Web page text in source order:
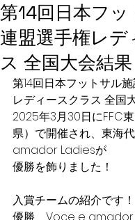
第14回日本フ
連盟選手権レデ
ス 全国大会結果
第14回日本フットサル
レディースクラス 全国
2025年3月30日にFFC
県）で開催され、東海
amador Ladiesが
優勝を飾りました！
入賞チームの紹介です！